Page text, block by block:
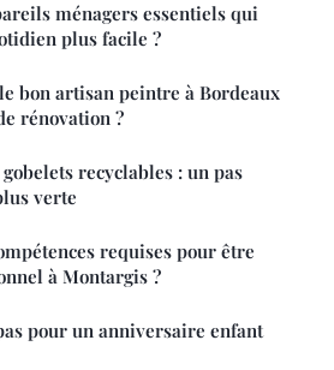
ménagers essentiels qui
plus facile ?
bon artisan peintre à Bordeaux
rénovation ?
recyclables : un pas
verte
requises pour être
à Montargis ?
pour un anniversaire enfant